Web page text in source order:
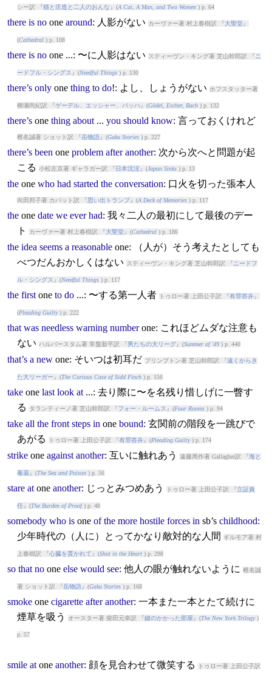
シー訳 『猫と庄造と二人のおんな 』(A Cat, A Man, and Two Women) p. 64
there is no one around: 人影がない カーヴァー著 村上春樹訳 『大聖堂』
(Cathedral) p. 108
there is no one...: 〜に人影はない スティーヴン・キング著 芝山幹郎訳 『 ニ
ードフル・シングス 』(Needful Things) p. 130
there’s only one thing to do!: よし、しょうがない ホフスタッター著
柳瀬尚紀訳 『ゲーデル、エッシャー、バッハ 』(Gödel, Escher, Bach) p. 132
there’s one thing about... you should know: 言っておくけれど
椎名誠著 ショット訳 『岳物語』(Gaku Stories) p. 227
there’s been one problem after another: 次から次へと問題が起
こる 小松左京著 ギャラガー訳 『 日本沈没』(Japan Sinks) p. 13
the one who had started the conversation: 口火を切った張本人
向田邦子著 カバット訳 『思い出トランプ』(A Deck of Memories) p. 117
the one date we ever had: 我々二人の最初にして最後のデー
ト
カーヴァー著 村上春樹訳 『大聖堂』(Cathedral) p. 186
the idea seems a reasonable one: （人が）そう考えたとしても
べつだんおかしくはない
スティーヴン・キング著 芝山幹郎訳 『 ニードフ
ル・シングス 』(Needful Things) p. 117
the first one to do...: 〜する第一人者 トゥロー著 上田公子訳 『有罪答弁』
(Pleading Guilty) p. 222
that was needless warning number one: これほどムダな注意も
ない ハルバースタム著 常盤新平訳 『男たちの大リーグ』(Summer of '49) p. 440
that’s a new one: そいつは初耳だ プリンプトン著 芝山幹郎訳 『遠くからき
た大リーガー 』(The Curious Case of Sidd Finch) p. 156
take one last look at...: 去り際に〜を名残り惜しげに一瞥す
る
タランティーノ著 芝山幹郎訳 『フォー・ルームス 』(Four Rooms) p. 94
take all the front steps in one bound: 玄関前の階段を一跳びで
あがる
トゥロー著 上田公子訳 『有罪答弁』(Pleading Guilty) p. 174
strike one against another: 互いに触れあう 遠藤周作著 Gallagher訳 『海と
毒薬』(The Sea and Poison) p. 56
stare at one another: じっとみつめあう トゥロー著 上田公子訳 『立証責
任』(The Burden of Proof) p. 48
somebody who is one of the more hostile forces in sb’s childhood:
少年時代の（人に）とってかなり敵対的な人間
ギルモア著 村
上春樹訳 『心臓を貫かれて 』(Shot in the Heart) p. 298
so that no one else would see: 他人の眼が触れないように 椎名誠
著 ショット訳 『岳物語』(Gaku Stories) p. 168
smoke one cigarette after another: 一本また一本とたて続けに
煙草を吸う
オースター著 柴田元幸訳 『鍵のかかった部屋 』(The New York Trilogy)
p. 57
smile at one another: 顔を見合わせて微笑する トゥロー著 上田公子訳